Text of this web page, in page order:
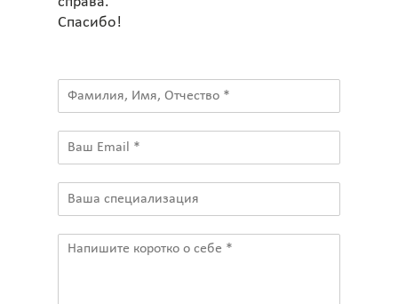
Спасибо!